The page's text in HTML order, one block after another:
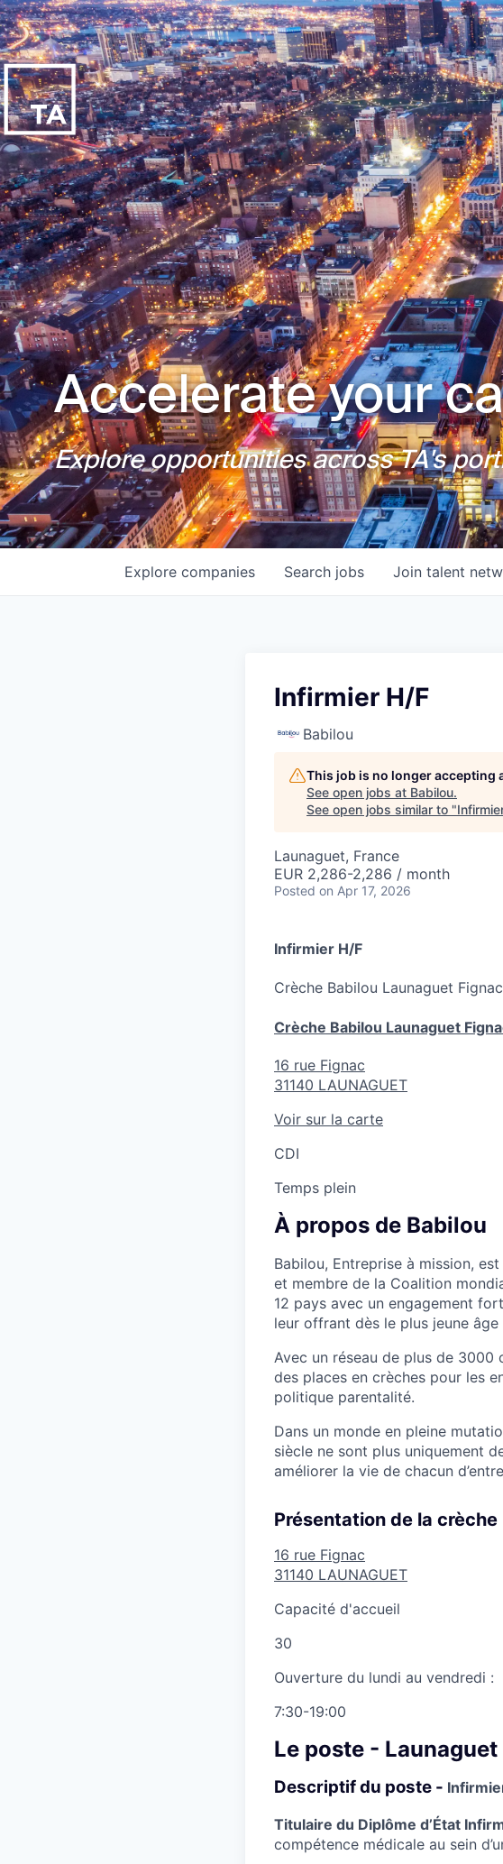
Accelerate your
Explore opportunities across TA's
Search jobs
Explore companies Join talent
Infirmier H/F
Babilou
This job is no longer accepting
See open jobs at Babilou.
See open jobs similar to "
Launaguet, France
EUR 2,286-2,286 / month
Posted on Apr 17, 2026
Infirmier H/F
Crèche Babilou Launaguet Fignac
Crèche Babilou Launaguet
16 rue Fignac
31140 LAUNAGUET
Voir sur la carte
CDI
Temps plein
À propos de Babilou
Babilou, Entreprise à mission,
et membre de la Coalition
12 pays avec un engagement
leur offrant dès le plus jeune
Avec un réseau de plus de 3000
des places en crèches pour les
politique parentalité.
Dans un monde en pleine
siècle ne sont plus uniquement
améliorer la vie de chacun
Présentation de la crèche
16 rue Fignac
31140 LAUNAGUET
Capacité d'accueil
30
Ouverture du lundi au vendredi :
7:30-19:00
Le poste - Launaguet
Descriptif du poste -
Titulaire du Diplôme d’État
compétence médicale au sein